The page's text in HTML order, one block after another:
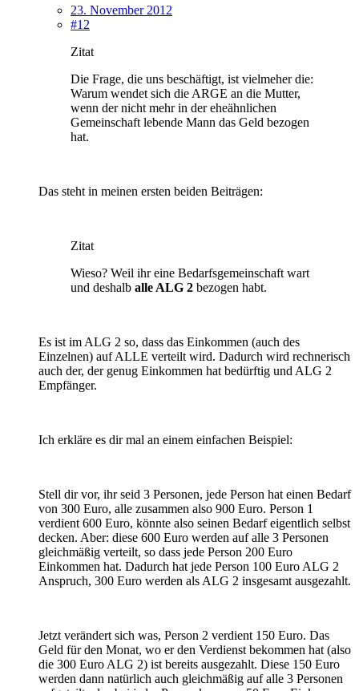
23. November 2012
#12
Zitat
Die Frage, die uns beschäftigt, ist vielmeher die:
Warum wendet sich die ARGE an die Mutter,
wenn der nicht mehr in der eheähnlichen
Gemeinschaft lebende Mann das Geld bezogen
hat.
Das steht in meinen ersten beiden Beiträgen:
Zitat
Wieso? Weil ihr eine Bedarfsgemeinschaft wart
und deshalb alle ALG 2 bezogen habt.
Es ist im ALG 2 so, dass das Einkommen (auch des
Einzelnen) auf ALLE verteilt wird. Dadurch wird rechnerisch
auch der, der genug Einkommen hat bedürftig und ALG 2
Empfänger.
Ich erkläre es dir mal an einem einfachen Beispiel:
Stell dir vor, ihr seid 3 Personen, jede Person hat einen Bedarf
von 300 Euro, alle zusammen also 900 Euro. Person 1
verdient 600 Euro, könnte also seinen Bedarf eigentlich selbst
decken. Aber: diese 600 Euro werden auf alle 3 Personen
gleichmäßig verteilt, so dass jede Person 200 Euro
Einkommen hat. Dadurch hat jede Person 100 Euro ALG 2
Anspruch, 300 Euro werden als ALG 2 insgesamt ausgezahlt.
Jetzt verändert sich was, Person 2 verdient 150 Euro. Das
Geld für den Monat, wo er den Verdienst bekommen hat (also
die 300 Euro ALG 2) ist bereits ausgezahlt. Diese 150 Euro
werden dann natürlich auch gleichmäßig auf alle 3 Personen